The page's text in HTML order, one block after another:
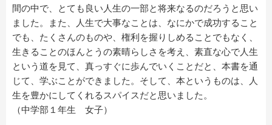
間の中で、とても良い人生の一部と将来なるのだろうと思い
ました。また、人生で大事なことは、なにかで成功すること
でも、たくさんのものや、権利を握りしめることでもなく、
生きることのほんとうの素晴らしさを考え、素直な心で人生
という道を見て、真っすぐに歩んでいくことだと、本書を通
じて、学ぶことができました。そして、本というものは、人
生を豊かにしてくれるスパイスだと思いました。
（中学部１年生 女子）